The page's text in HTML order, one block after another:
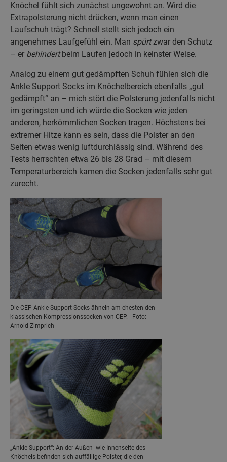
Knöchel fühlt sich zunächst ungewohnt an. Wird die
Extrapolsterung nicht drücken, wenn man einen
Laufschuh trägt? Schnell stellt sich jedoch ein
angenehmes Laufgefühl ein. Man spürtzwar den Schutz
– er behindertbeim Laufen jedoch in keinster Weise.
Analog zu einem gut gedämpften Schuh fühlen sich die
Ankle Support Socks im Knöchelbereich ebenfalls „gut
gedämpft“ an – mich stört die Polsterung jedenfalls nicht
im geringsten und ich würde die Socken wie jeden
anderen, herkömmlichen Socken tragen. Höchstens bei
extremer Hitze kann es sein, dass die Polster an den
Seiten etwas wenig luftdurchlässig sind. Während des
Tests herrschten etwa 26 bis 28 Grad – mit diesem
Temperaturbereich kamen die Socken jedenfalls sehr gut
zurecht.
Die CEP Ankle Support Socks ähneln am ehesten den
klassischen Kompressionssocken von CEP. | Foto:
Arnold Zimprich
„Ankle Support“: An der Außen- wie Innenseite des
Knöchels befinden sich auffällige Polster, die den